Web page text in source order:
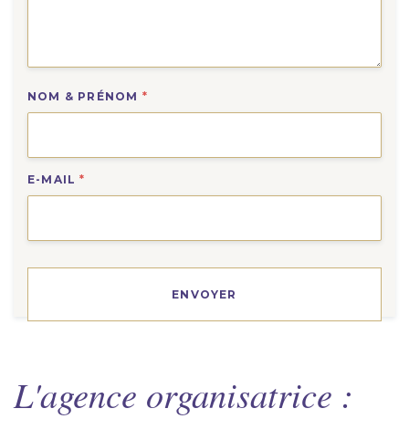
NOM & PRÉNOM *
E-MAIL*
L'agence organisatrice :